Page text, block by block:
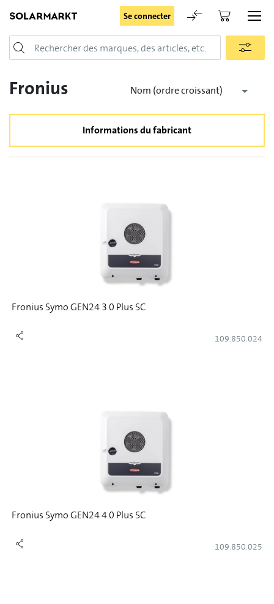
Se connecter
Login
Demande d'enregistrement pour login
Fronius Nom (ordre croissant)
Informations du fabricant
Fronius Symo GEN24 3.0 Plus SC
109.850.024
Fronius Symo GEN24 4.0 Plus SC
109.850.025